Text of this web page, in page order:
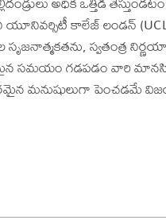
యూనివర్సిటీ కాలేజ్ లండన్
స్వతంత్ర
సమయం గడపడం వారి మానసిక
మనుషులుగా పెంచడమే